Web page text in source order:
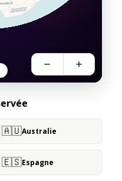
🇦🇺Australie
🇪🇸Espagne